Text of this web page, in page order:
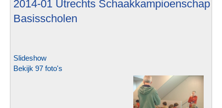
2014-01 Utrechts Schaakkampioenschap
Basisscholen
Slideshow
Bekijk 97 foto's